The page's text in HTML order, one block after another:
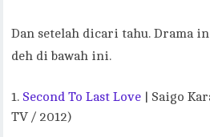
Dan setelah dicari tahu. Drama
deh di bawah ini.
Second To Last Love | Saigo
TV / 2012)